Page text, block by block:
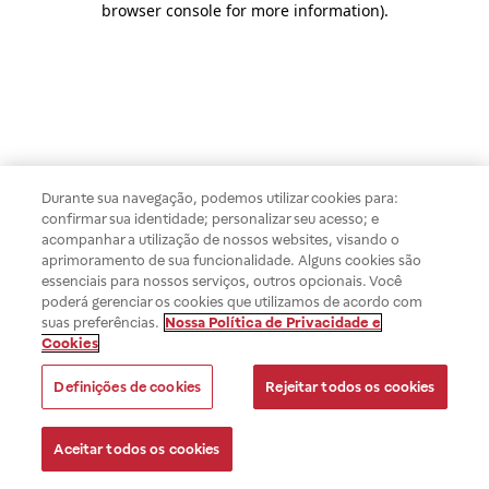
browser console for more information).
Durante sua navegação, podemos utilizar cookies para:
confirmar sua identidade; personalizar seu acesso; e
acompanhar a utilização de nossos websites, visando o
aprimoramento de sua funcionalidade. Alguns cookies são
essenciais para nossos serviços, outros opcionais. Você
poderá gerenciar os cookies que utilizamos de acordo com
suas preferências. Nossa Política de Privacidade e
Cookies
Definições de cookies Rejeitar todos os cookies
Aceitar todos os cookies